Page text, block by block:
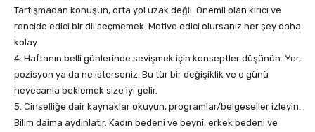
Tartışmadan konuşun, orta yol uzak değil. Önemli olan kırıcı ve
rencide edici bir dil seçmemek. Motive edici olursanız her şey daha
kolay.
4. Haftanın belli günlerinde sevişmek için konseptler düşünün. Yer,
pozisyon ya da ne isterseniz. Bu tür bir değişiklik ve o günü
heyecanla beklemek size iyi gelir.
5. Cinselliğe dair kaynaklar okuyun, programlar/belgeseller izleyin.
Bilim daima aydınlatır. Kadın bedeni ve beyni, erkek bedeni ve